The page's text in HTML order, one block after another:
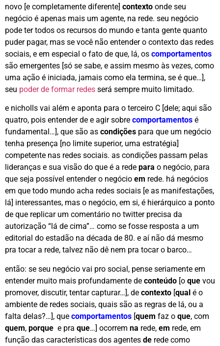
novo [e completamente diferente] contexto onde seu
negócio é apenas mais um agente, na rede. seu negócio
pode ter todos os recursos do mundo e tanta gente quanto
puder pagar, mas se você não entender o contexto das redes
sociais, e em especial o fato de que, lá, os comportamentos
são emergentes [só se sabe, e assim mesmo às vezes, como
uma ação é iniciada, jamais como ela termina, se é que…],
seu poder de formar redes será sempre muito limitado.
e nicholls vai além e aponta para o terceiro C [dele; aqui são
quatro, pois entender de e agir sobre comportamentos é
fundamental…], que são as condições para que um negócio
tenha presença [no limite superior, uma estratégia]
competente nas redes sociais. as condições passam pelas
lideranças e sua visão do que é a rede para o negócio, para
que seja possível entender o negócio em rede. há negócios
em que todo mundo acha redes sociais [e as manifestações,
lá] interessantes, mas o negócio, em si, é hierárquico a ponto
de que replicar um comentário no twitter precisa da
autorização “lá de cima”… como se fosse resposta a um
editorial do estadão na década de 80. e aí não dá mesmo
pra tocar a rede, talvez não dê nem pra tocar o barco…
então: se seu negócio vai pro social, pense seriamente em
entender muito mais profundamente de conteúdo [o que vou
promover, discutir, tentar capturar…], de contexto [qual é o
ambiente de redes sociais, quais são as regras de lá, ou a
falta delas?…], que comportamentos [quem faz o que, com
quem, porque e pra que…] ocorrem na rede, em rede, em
função das características dos agentes de rede como